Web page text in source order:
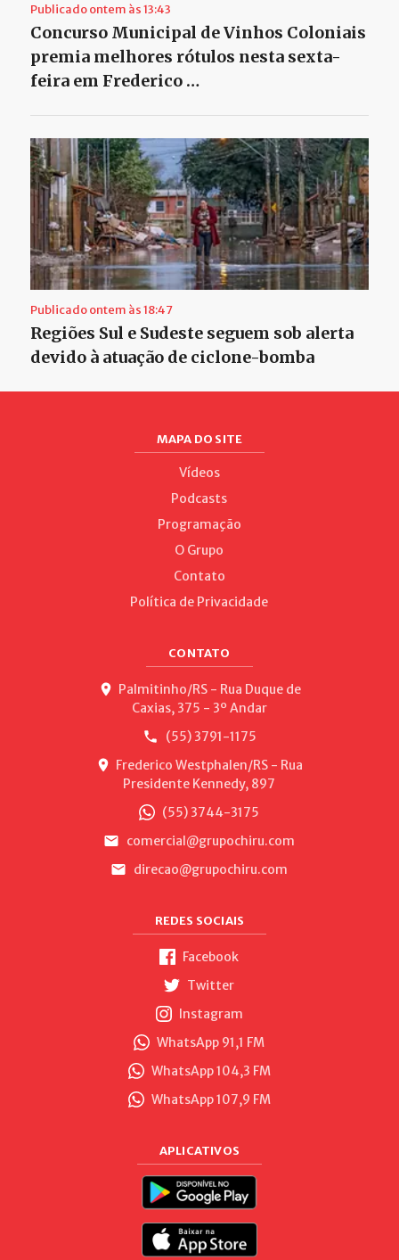
Publicado ontem às 13:43
Concurso Municipal de Vinhos Coloniais
premia melhores rótulos nesta sexta-
feira em Frederico …
Publicado ontem às 18:47
Regiões Sul e Sudeste seguem sob alerta
devido à atuação de ciclone-bomba
MAPA DO SITE
Vídeos
Podcasts
Programação
O Grupo
Contato
Política de Privacidade
CONTATO
Palmitinho/RS - Rua Duque de
Caxias, 375 - 3º Andar
(55) 3791-1175
Frederico Westphalen/RS - Rua
Presidente Kennedy, 897
(55) 3744-3175
comercial@grupochiru.com
direcao@grupochiru.com
REDES SOCIAIS
Facebook
Twitter
Instagram
WhatsApp 91,1 FM
WhatsApp 104,3 FM
WhatsApp 107,9 FM
APLICATIVOS